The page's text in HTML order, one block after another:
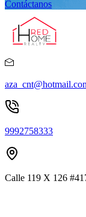
Contáctanos
9992758333
Calle 119 X 126